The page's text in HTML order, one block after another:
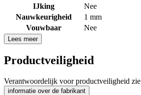
IJking
Nee
Nauwkeurigheid
1 mm
Vouwbaar
Nee
Lees meer
Productveiligheid
Verantwoordelijk voor productveiligheid zie
informatie over de fabrikant